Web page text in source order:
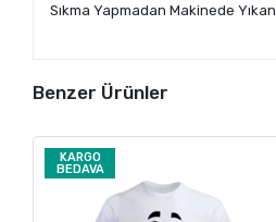
Sıkma Yapmadan Makinede
Benzer Ürünler
KARGO
BEDAVA